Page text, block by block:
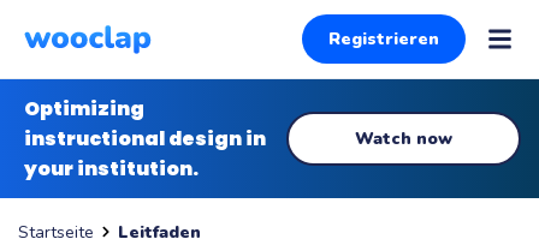
Registrieren
Optimizing
instructional design in
your institution.
Watch now
Startseite Leitfaden